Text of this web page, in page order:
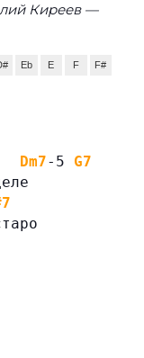
Киреев —
Eb E F F#
Dm7-5 G7